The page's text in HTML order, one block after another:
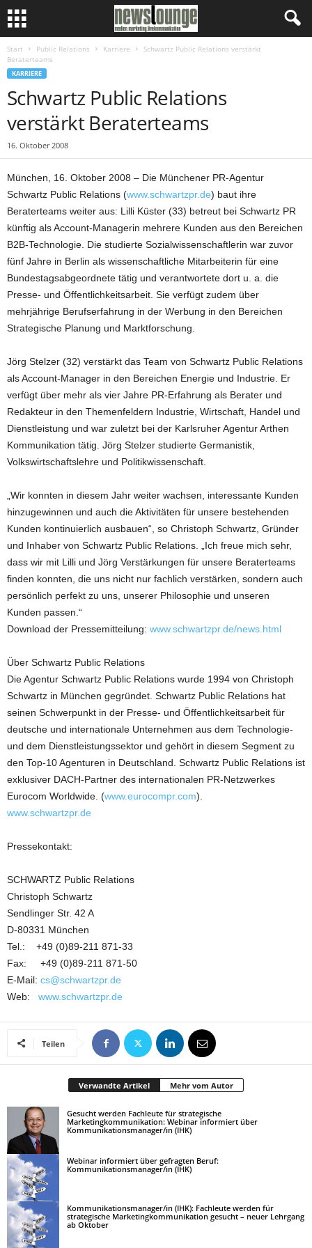
Start Public Relations Karriere
Schwartz Public Relations verstärkt
Beraterteams
KARRIERE
Schwartz Public Relations
verstärkt Beraterteams
16. Oktober 2008
München, 16. Oktober 2008 – Die Münchener PR-Agentur
Schwartz Public Relations (www.schwartzpr.de) baut ihre
Beraterteams weiter aus: Lilli Küster (33) betreut bei Schwartz PR
künftig als Account-Managerin mehrere Kunden aus den Bereichen
B2B-Technologie. Die studierte Sozialwissenschaftlerin war zuvor
fünf Jahre in Berlin als wissenschaftliche Mitarbeiterin für eine
Bundestagsabgeordnete tätig und verantwortete dort u. a. die
Presse- und Öffentlichkeitsarbeit. Sie verfügt zudem über
mehrjährige Berufserfahrung in der Werbung in den Bereichen
Strategische Planung und Marktforschung.
Jörg Stelzer (32) verstärkt das Team von Schwartz Public Relations
als Account-Manager in den Bereichen Energie und Industrie. Er
verfügt über mehr als vier Jahre PR-Erfahrung als Berater und
Redakteur in den Themenfeldern Industrie, Wirtschaft, Handel und
Dienstleistung und war zuletzt bei der Karlsruher Agentur Arthen
Kommunikation tätig. Jörg Stelzer studierte Germanistik,
Volkswirtschaftslehre und Politikwissenschaft.
„Wir konnten in diesem Jahr weiter wachsen, interessante Kunden
hinzugewinnen und auch die Aktivitäten für unsere bestehenden
Kunden kontinuierlich ausbauen“, so Christoph Schwartz, Gründer
und Inhaber von Schwartz Public Relations. „Ich freue mich sehr,
dass wir mit Lilli und Jörg Verstärkungen für unsere Beraterteams
finden konnten, die uns nicht nur fachlich verstärken, sondern auch
persönlich perfekt zu uns, unserer Philosophie und unseren
Kunden passen.“
Download der Pressemitteilung: www.schwartzpr.de/news.html
Über Schwartz Public Relations
Die Agentur Schwartz Public Relations wurde 1994 von Christoph
Schwartz in München gegründet. Schwartz Public Relations hat
seinen Schwerpunkt in der Presse- und Öffentlichkeitsarbeit für
deutsche und internationale Unternehmen aus dem Technologie-
und dem Dienstleistungssektor und gehört in diesem Segment zu
den Top-10 Agenturen in Deutschland. Schwartz Public Relations ist
exklusiver DACH-Partner des internationalen PR-Netzwerkes
Eurocom Worldwide. (www.eurocompr.com).
www.schwartzpr.de
Pressekontakt:
SCHWARTZ Public Relations
Christoph Schwartz
Sendlinger Str. 42 A
D-80331 München
Tel.: +49 (0)89-211 871-33
Fax: +49 (0)89-211 871-50
E-Mail: cs@schwartzpr.de
Web: www.schwartzpr.de
Teilen
Verwandte Artikel Mehr vom Autor
Gesucht werden Fachleute für strategische
Marketingkommunikation: Webinar informiert über
Kommunikationsmanager/in (IHK)
Webinar informiert über gefragten Beruf:
Kommunikationsmanager/in (IHK)
Kommunikationsmanager/in (IHK): Fachleute werden für
strategische Marketingkommunikation gesucht – neuer Lehrgang
ab Oktober